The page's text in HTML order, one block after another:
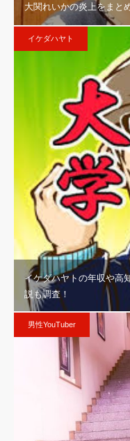
大関れいかの炎上をまと
イケダハヤト
イケダハヤトの年収や高
説も調査！
男性YouTuber